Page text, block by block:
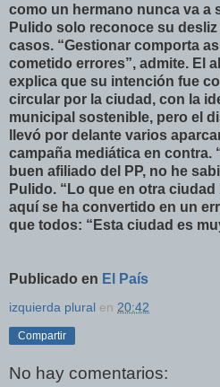
como un hermano nunca va a
Pulido solo reconoce su
casos. “Gestionar comporta
cometido errores”, admite. El
explica que su intención fue
circular por la ciudad, con la
municipal sostenible, pero el
llevó por delante varios
campaña mediática en contra.
buen afiliado del PP, no he
Pulido. “Lo que en otra
aquí se ha convertido en un
que todos: “Esta ciudad es
Publicado en El País
izquierda plural en 20:42
Compartir
No hay comentarios: